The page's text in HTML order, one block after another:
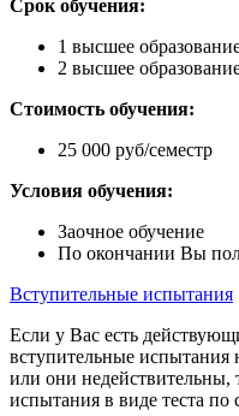
Срок обучения:
1 высшее
2 высшее
Стоимость обучения:
25 000 руб/семестр
Условия обучения:
Заочное обучение
По окончании Вы
Вступительные испытания
Если у Вас есть
вступительные испытания
или они недействительны,
испытания в виде теста